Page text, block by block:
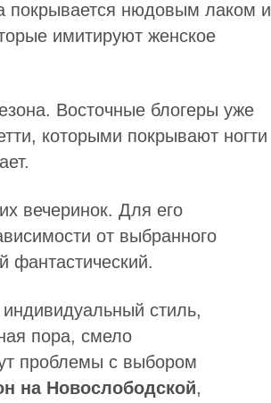
покрывается нюдовым лаком и
имитируют женское
Восточные блогеры уже
которыми покрывают ногти
вечеринок. Для его
от выбранного
фантастический.
стиль,
пора, смело
проблемы с выбором
на Новослободской,